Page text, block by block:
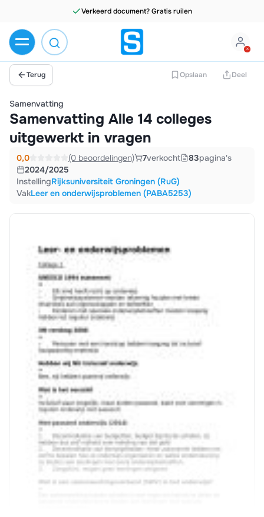
Terug Opslaan Deel
Samenvatting
Samenvatting Alle 14 colleges
uitgewerkt in vragen
0,0 (0 beoordelingen) 7verkocht 83pagina's
2024/2025
InstellingRijksuniversiteit Groningen (RuG)
VakLeer en onderwijsproblemen (PABA5253)